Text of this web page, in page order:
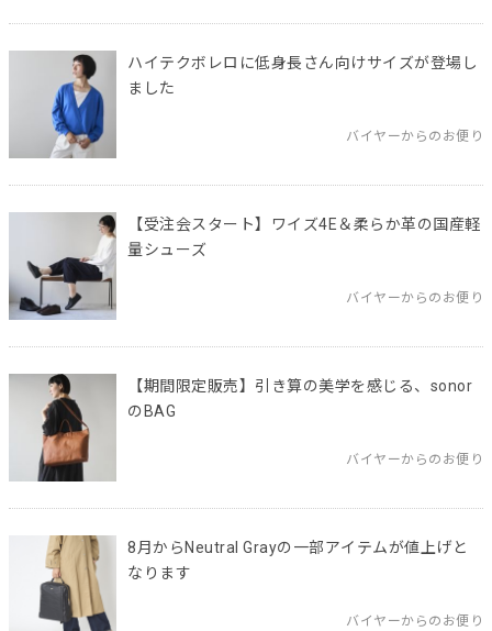
ハイテクボレロに低身長さん向けサイズが登場し
ました
バイヤーからのお便り
【受注会スタート】ワイズ4E＆柔らか革の国産軽
量シューズ
バイヤーからのお便り
【期間限定販売】引き算の美学を感じる、sonor
のBAG
バイヤーからのお便り
8月からNeutral Grayの一部アイテムが値上げと
なります
バイヤーからのお便り